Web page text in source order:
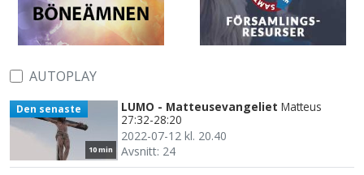
AUTOPLAY
10 min
Den senaste LUMO - Matteusevangeliet Matteus
27:32-28:20
2022-07-12 kl. 20.40
Avsnitt: 24